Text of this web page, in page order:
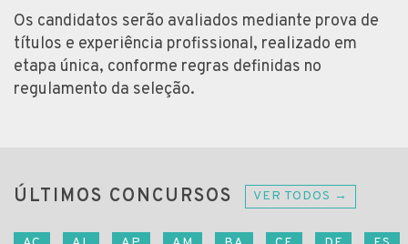
Os candidatos serão avaliados mediante prova de
títulos e experiência profissional, realizado em
etapa única, conforme regras definidas no
regulamento da seleção.
ÚLTIMOS CONCURSOS VER TODOS →